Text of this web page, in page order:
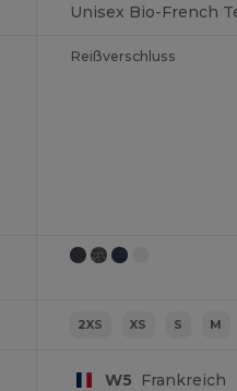
Reißverschluss
2XS XS S M
W5 Frankreich